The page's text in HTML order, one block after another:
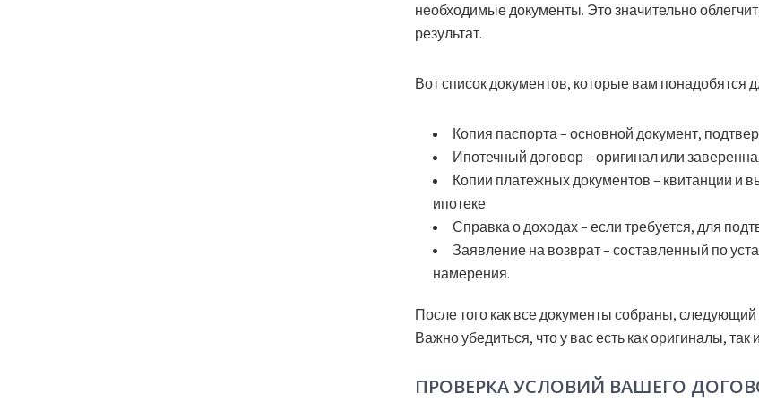
необходимые документы. Это значительно
результат.
Вот список документов, которые вам понадобятся
Копия паспорта– основной документ,
Ипотечный договор– оригинал или
Копии платежных документов– квитанции и
ипотеке.
Справка о доходах– если требуется, для
Заявление на возврат– составленный по
намерения.
После того как все документы собраны,
Важно убедиться, что у вас есть как оригиналы,
ПРОВЕРКА УСЛОВИЙ ВАШЕГО